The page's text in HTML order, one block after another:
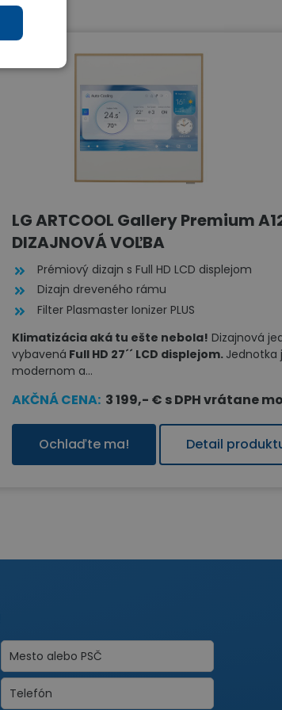
LG ARTCOOL Gallery Premium
DIZAJNOVÁ VOĽBA
Prémiový dizajn s Full HD LCD displejom
Dizajn dreveného rámu
Filter Plasmaster Ionizer PLUS
Klimatizácia aká tu ešte nebola! Dizajnová
vybavená Full HD 27´´ LCD displejom. Jednotka
modernom a...
AKČNÁ CENA: 3 199,- € s DPH vrátane
Ochlaďte ma! Detail